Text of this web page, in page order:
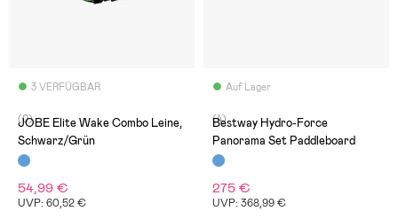
3 VERFÜGBAR
(0)
JOBE Elite Wake Combo Leine,
Schwarz/Grün
54,99 €
UVP: 60,52 €
Auf Lager
(4)
Bestway Hydro-Force
Panorama Set Paddleboard
275 €
UVP: 368,99 €